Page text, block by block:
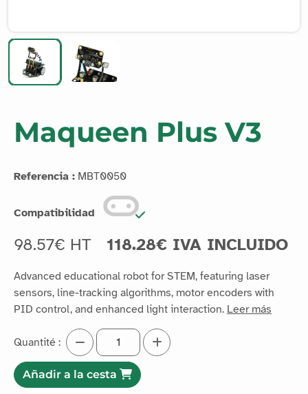
Maqueen Plus V3
Referencia : MBT0050
Compatibilidad
98.57€ HT 118.28€ IVA INCLUIDO
Advanced educational robot for STEM, featuring laser
sensors, line-tracking algorithms, motor encoders with
PID control, and enhanced light interaction. Leer más
Quantité :
Añadir a la cesta